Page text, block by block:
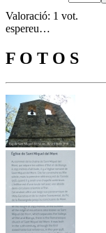
Valoració: 1 vot.
espereu…
F O T O S